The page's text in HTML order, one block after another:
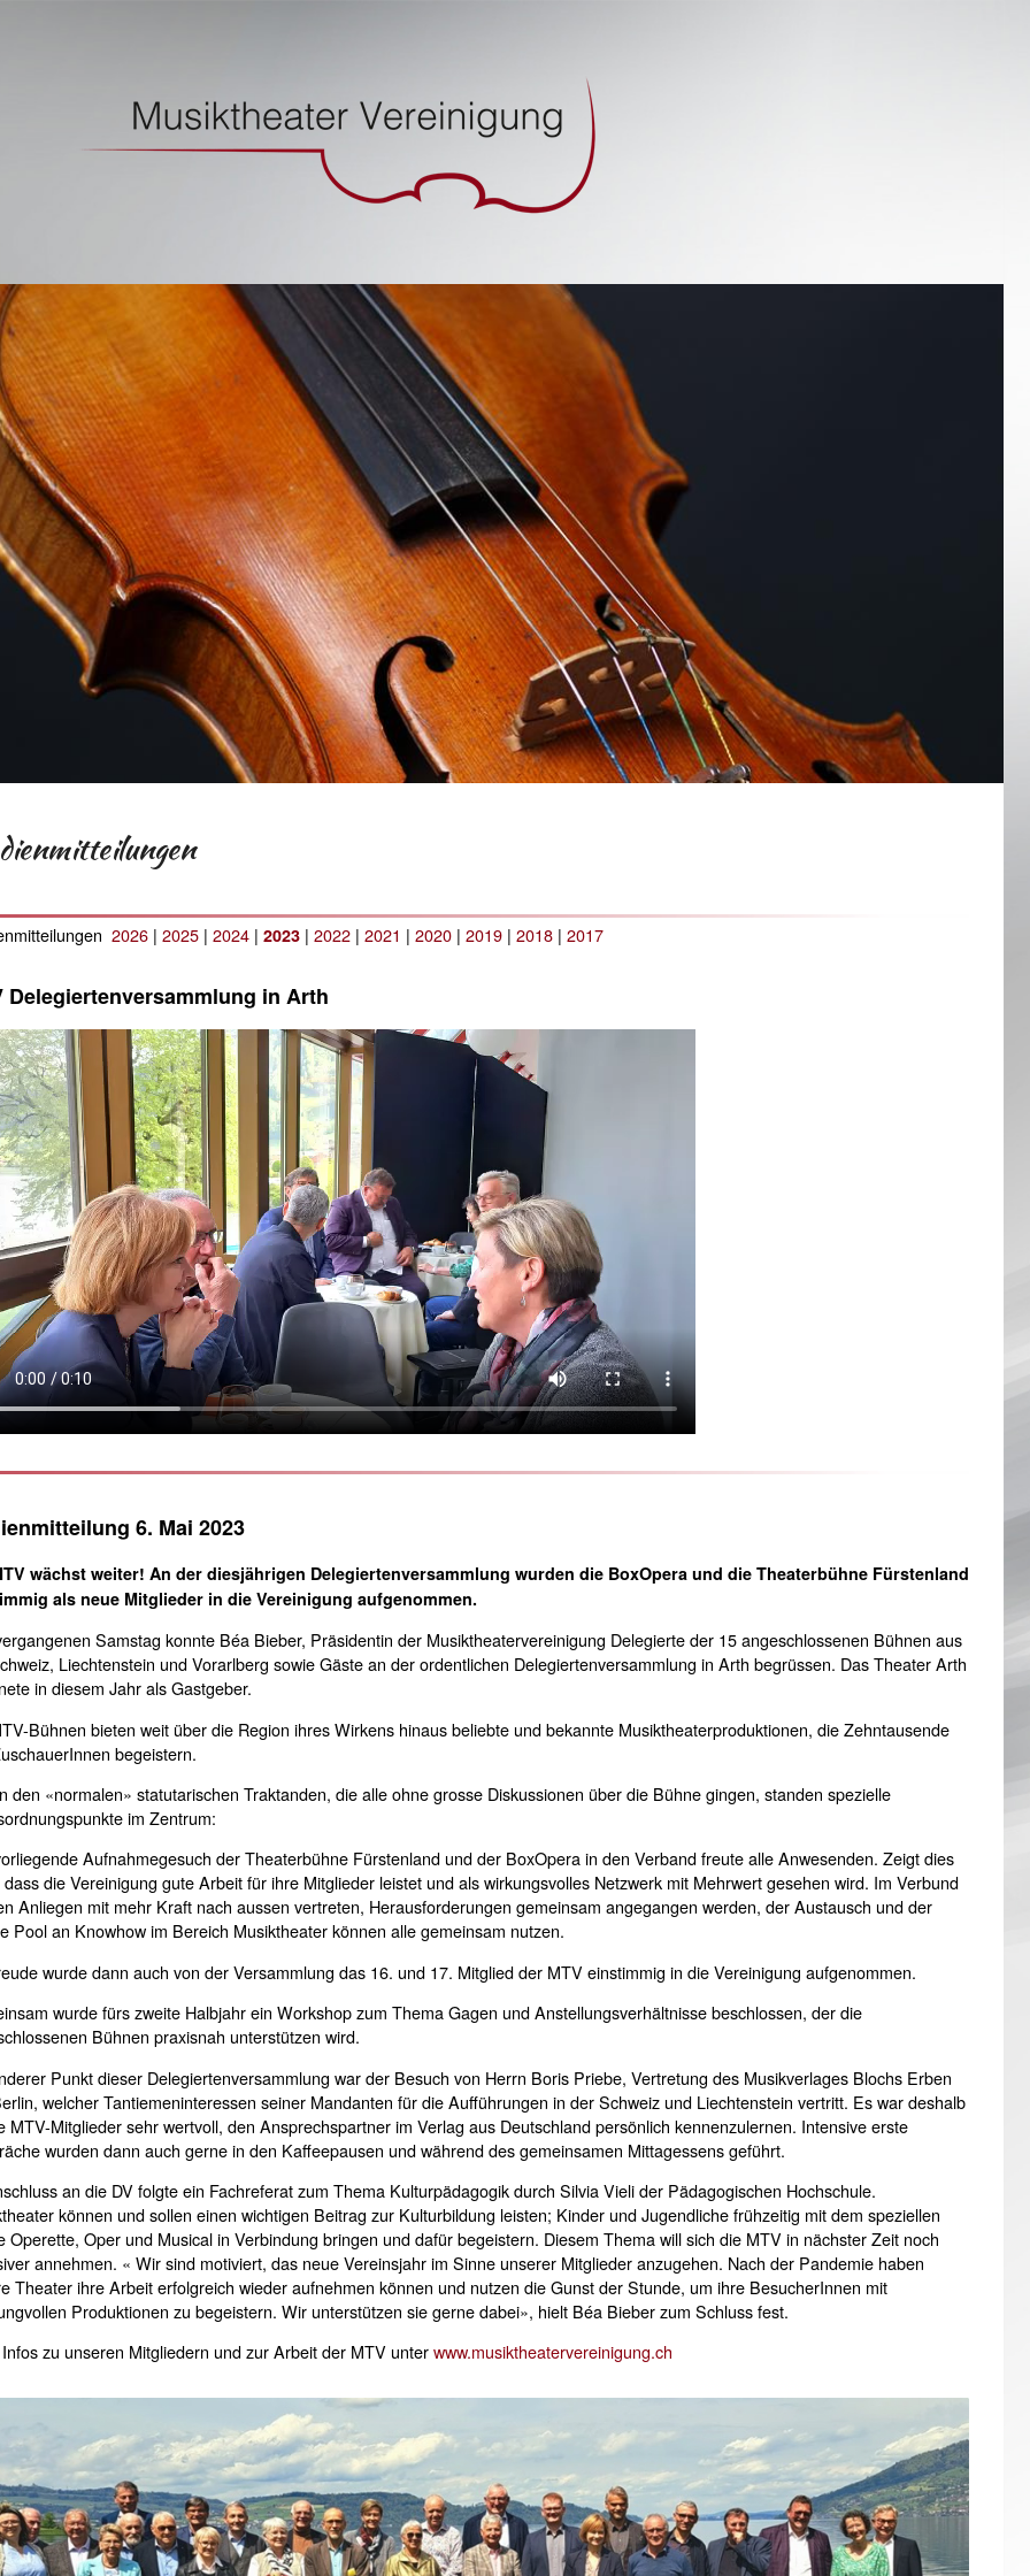
2026 | 2025 | 2024 | 2023 | 2022 | 2021 | 2020 | 2019 | 2018 | 2017
Delegiertenversammlung in Arth
6. Mai 2023
wächst weiter! An der diesjährigen Delegiertenversammlung wurden die BoxOpera und die Theaterbühne Fürstenland
als neue Mitglieder in die Vereinigung aufgenommen.
Samstag konnte Béa Bieber, Präsidentin der Musiktheatervereinigung Delegierte der 15 angeschlossenen Bühnen aus
Liechtenstein und Vorarlberg sowie Gäste an der ordentlichen Delegiertenversammlung in Arth begrüssen. Das Theater Arth
in diesem Jahr als Gastgeber.
Bühnen bieten weit über die Region ihres Wirkens hinaus beliebte und bekannte Musiktheaterproduktionen, die Zehntausende
begeistern.
den «normalen» statutarischen Traktanden, die alle ohne grosse Diskussionen über die Bühne gingen, standen spezielle
im Zentrum:
Aufnahmegesuch der Theaterbühne Fürstenland und der BoxOpera in den Verband freute alle Anwesenden. Zeigt dies
die Vereinigung gute Arbeit für ihre Mitglieder leistet und als wirkungsvolles Netzwerk mit Mehrwert gesehen wird. Im Verbund
Anliegen mit mehr Kraft nach aussen vertreten, Herausforderungen gemeinsam angegangen werden, der Austausch und der
Pool an Knowhow im Bereich Musiktheater können alle gemeinsam nutzen.
wurde dann auch von der Versammlung das 16. und 17. Mitglied der MTV einstimmig in die Vereinigung aufgenommen.
wurde fürs zweite Halbjahr ein Workshop zum Thema Gagen und Anstellungsverhältnisse beschlossen, der die
Bühnen praxisnah unterstützen wird.
Punkt dieser Delegiertenversammlung war der Besuch von Herrn Boris Priebe, Vertretung des Musikverlages Blochs Erben
welcher Tantiemeninteressen seiner Mandanten für die Aufführungen in der Schweiz und Liechtenstein vertritt. Es war deshalb
MTV-Mitglieder sehr wertvoll, den Ansprechspartner im Verlag aus Deutschland persönlich kennenzulernen. Intensive erste
wurden dann auch gerne in den Kaffeepausen und während des gemeinsamen Mittagessens geführt.
an die DV folgte ein Fachreferat zum Thema Kulturpädagogik durch Silvia Vieli der Pädagogischen Hochschule.
können und sollen einen wichtigen Beitrag zur Kulturbildung leisten; Kinder und Jugendliche frühzeitig mit dem speziellen
Operette, Oper und Musical in Verbindung bringen und dafür begeistern. Diesem Thema will sich die MTV in nächster Zeit noch
annehmen. « Wir sind motiviert, das neue Vereinsjahr im Sinne unserer Mitglieder anzugehen. Nach der Pandemie haben
Theater ihre Arbeit erfolgreich wieder aufnehmen können und nutzen die Gunst der Stunde, um ihre BesucherInnen mit
Produktionen zu begeistern. Wir unterstützen sie gerne dabei», hielt Béa Bieber zum Schluss fest.
zu unseren Mitgliedern und zur Arbeit der MTV unterwww.musiktheatervereinigung.ch